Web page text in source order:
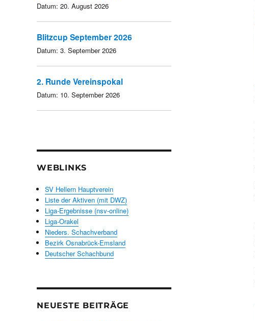
Datum: 20. August 2026
Blitzcup September 2026
Datum: 3. September 2026
2. Runde Vereinspokal
Datum: 10. September 2026
WEBLINKS
SV Hellern Hauptverein
Liste der Aktiven (mit DWZ)
Liga-Ergebnisse (nsv-online)
Liga-Orakel
Nieders. Schachverband
Bezirk Osnabrück-Emsland
Deutscher Schachbund
NEUESTE BEITRÄGE